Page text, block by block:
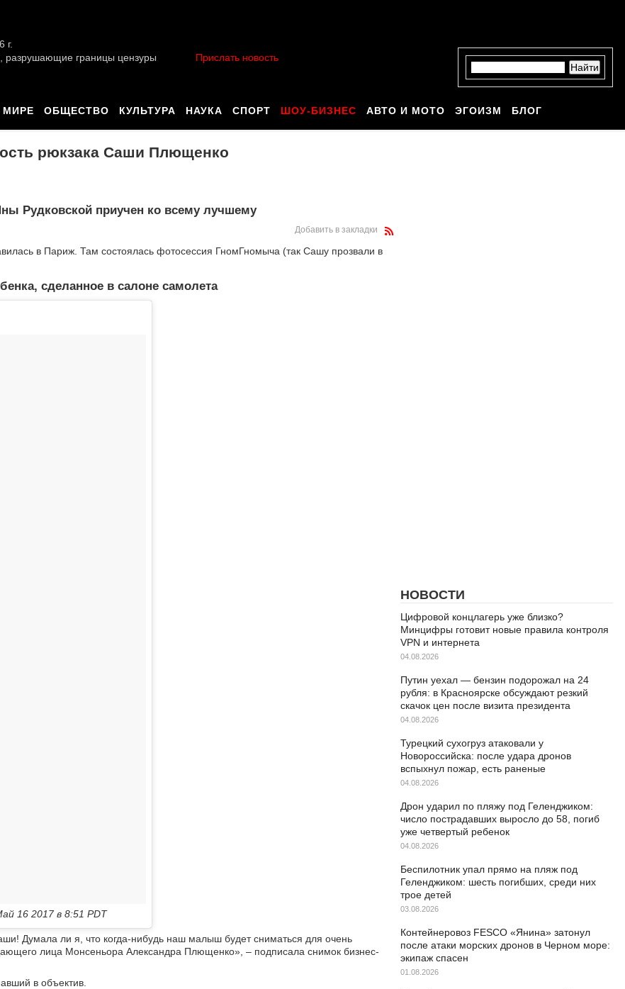
г.
разрушающие границы цензуры
Прислать новость
МИРЕ ОБЩЕСТВО КУЛЬТУРА НАУКА СПОРТ ШОУ-БИЗНЕС АВТО И МОТО ЭГОИЗМ БЛОГ
рюкзака Саши Плющенко
Рудковской приучен ко всему лучшему
Добавить в закладки
в Париж. Там состоялась фотосессия ГномГномыча (так Сашу прозвали в
сделанное в салоне самолета
16 2017 в 8:51 PDT
Думала ли я, что когда-нибудь наш малыш будет сниматься для очень
лица Монсеньора Александра Плющенко», – подписала снимок бизнес-
в объектив.
НОВОСТИ
Цифровой концлагерь уже близко?
Минцифры готовит новые правила контроля
VPN и интернета
04.08.2026
Путин уехал — бензин подорожал на 24
рубля: в Красноярске обсуждают резкий
скачок цен после визита президента
04.08.2026
Турецкий сухогруз атаковали у
Новороссийска: после удара дронов
вспыхнул пожар, есть раненые
04.08.2026
Дрон ударил по пляжу под Геленджиком:
число пострадавших выросло до 58, погиб
уже четвертый ребенок
04.08.2026
Беспилотник упал прямо на пляж под
Геленджиком: шесть погибших, среди них
трое детей
03.08.2026
Контейнеровоз FESCO «Янина» затонул
после атаки морских дронов в Черном море:
экипаж спасен
01.08.2026